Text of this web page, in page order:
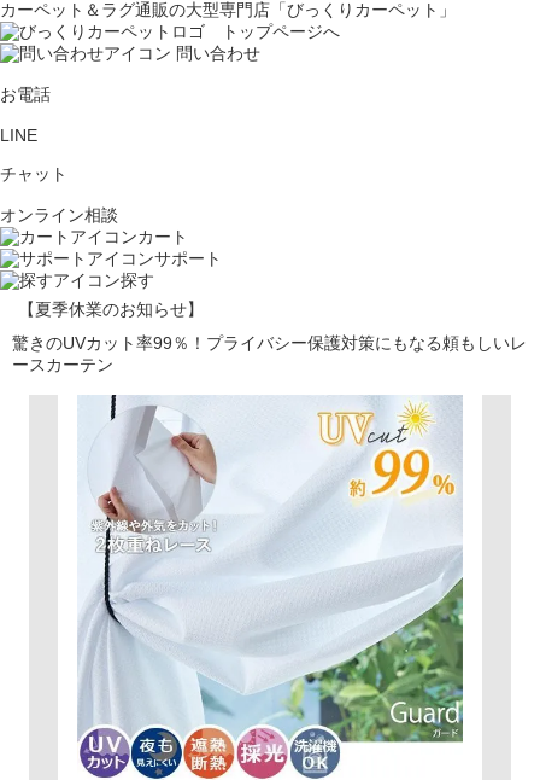
カーペット＆ラグ通販の大型専門店「びっくりカーペット」
問い合わせ
お電話
LINE
チャット
オンライン相談
カート
サポート
探す
【夏季休業のお知らせ】
驚きのUVカット率99％！プライバシー保護対策にもなる頼もしいレ
ースカーテン